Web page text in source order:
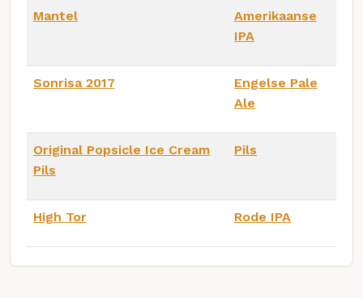
Mantel
Amerikaanse
IPA
Sonrisa 2017
Engelse Pale
Ale
Original Popsicle Ice Cream
Pils
Pils
High Tor Rode IPA